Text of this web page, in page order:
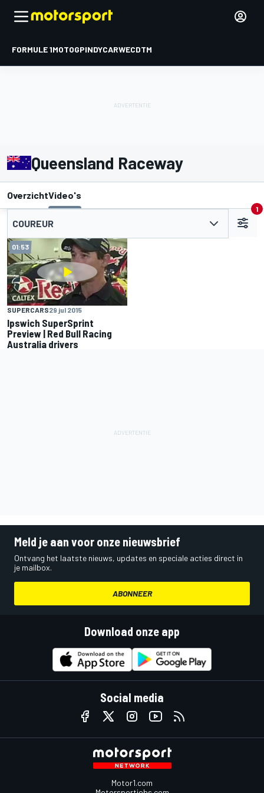
FORMULE 1MOTOGPINDYCARWECDTM
Queensland Raceway
OverzichtVideo's
COUREUR
1
01:53
SUPERCARS29 jul 2015
Ipswich SuperSprint
Preview | Red Bull Racing
Australia drivers
Meld je aan voor onze nieuwsbrief
Ontvang het laatste nieuws, updates en speciale acties direct in
je mailbox.
ABONNEER
Download onze app
Social media
Motor1.com